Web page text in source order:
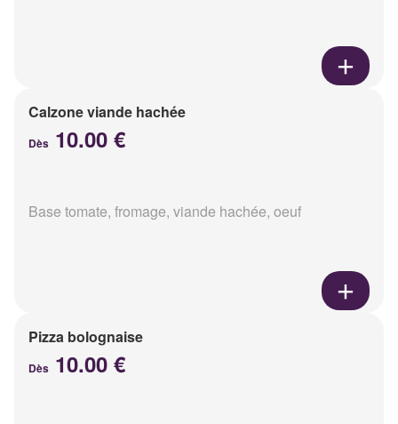
Calzone viande hachée
Dès 10.00 €
Base tomate, fromage, viande hachée, oeuf
Pizza bolognaise
Dès 10.00 €